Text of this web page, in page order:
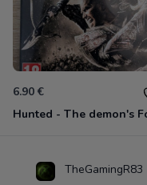
6.90 €
TheGamingR83